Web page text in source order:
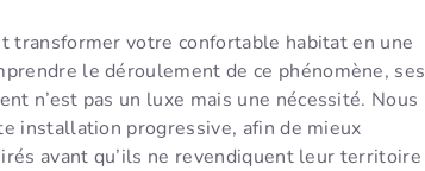
transformer votre confortable habitat en une
le déroulement de ce phénomène, ses
n’est pas un luxe mais une nécessité. Nous
installation progressive, afin de mieux
avant qu’ils ne revendiquent leur territoire